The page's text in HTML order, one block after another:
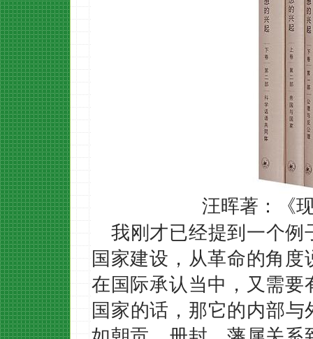
汪晖著：《
我刚才已经提到一个例
国家建设，从革命的角
在国际承认当中，又需
国家的话，那它的内部